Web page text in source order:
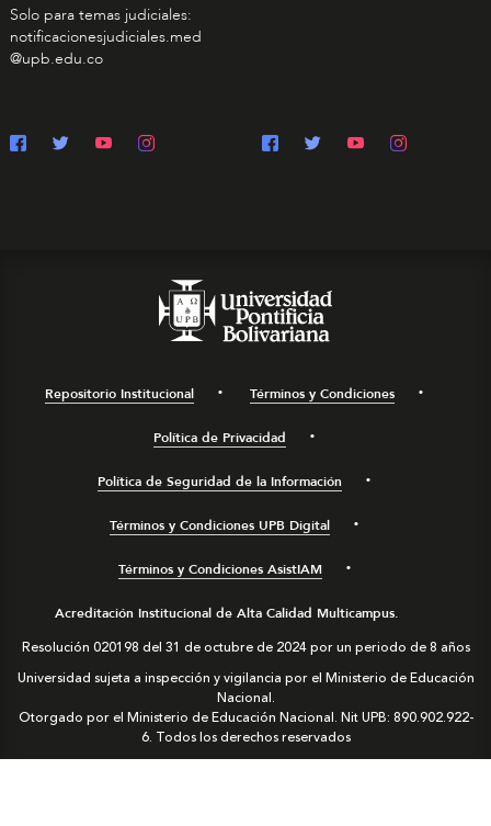
Solo para temas judiciales:
notificacionesjudiciales.med
@upb.edu.co
Repositorio Institucional Términos y Condiciones
Política de Privacidad
Política de Seguridad de la Información
Términos y Condiciones UPB Digital
Términos y Condiciones AsistIAM
Acreditación Institucional de Alta Calidad Multicampus.
Resolución 020198 del 31 de octubre de 2024 por un periodo de 8 años
Universidad sujeta a inspección y vigilancia por el Ministerio de Educación
Nacional.
Otorgado por el Ministerio de Educación Nacional. Nit UPB: 890.902.922-
6. Todos los derechos reservados